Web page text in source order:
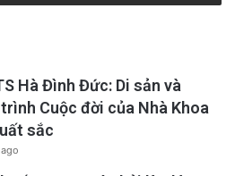
Hà Đình Đức: Di sản và
Cuộc đời của Nhà Khoa
sắc